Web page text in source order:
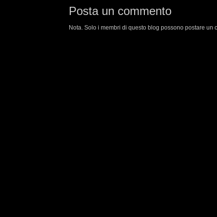
Posta un commento
Nota. Solo i membri di questo blog possono postare un